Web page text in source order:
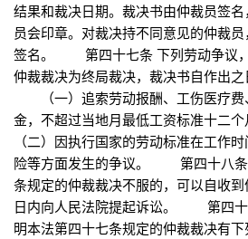
结果和裁决日期。裁决书由仲裁员签
员会印章。对裁决持不同意见的仲裁
签名。 第四十七条 下列劳动争议，
仲裁裁决为终局裁决，裁决书自作出之
（一）追索劳动报酬、工伤医疗费
金，不超过当地月最低工资标准十
（二）因执行国家的劳动标准在工作
险等方面发生的争议。 第四十八条
条规定的仲裁裁决不服的，可以自收
日内向人民法院提起诉讼。 第四十
明本法第四十七条规定的仲裁裁决有